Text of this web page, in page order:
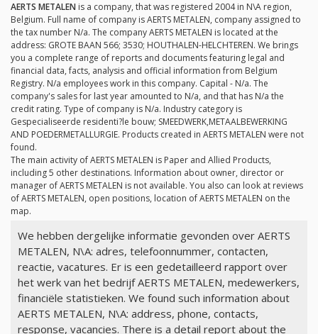
AERTS METALEN is a company, that was registered 2004 in N\A region,
Belgium. Full name of company is AERTS METALEN, company assigned to
the tax number N/a. The company AERTS METALEN is located at the
address: GROTE BAAN 566; 3530; HOUTHALEN-HELCHTEREN. We brings
you a complete range of reports and documents featuring legal and
financial data, facts, analysis and official information from Belgium
Registry. N/a employees work in this company. Capital - N/a. The
company's sales for last year amounted to N/a, and that has N/a the
credit rating. Type of company is N/a. Industry category is
Gespecialiseerde residenti?le bouw; SMEEDWERK,METAALBEWERKING
AND POEDERMETALLURGIE. Products created in AERTS METALEN were not
found.
The main activity of AERTS METALEN is Paper and Allied Products,
including 5 other destinations. Information about owner, director or
manager of AERTS METALEN is not available. You also can look at reviews
of AERTS METALEN, open positions, location of AERTS METALEN on the
map.
We hebben dergelijke informatie gevonden over AERTS
METALEN, N\A: adres, telefoonnummer, contacten,
reactie, vacatures. Er is een gedetailleerd rapport over
het werk van het bedrijf AERTS METALEN, medewerkers,
financiële statistieken. We found such information about
AERTS METALEN, N\A: address, phone, contacts,
response, vacancies. There is a detail report about the